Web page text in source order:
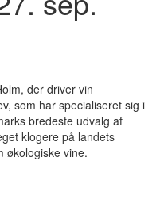
der driver vin
som har specialiseret sig i
bredeste udvalg af
klogere på landets
økologiske vine.